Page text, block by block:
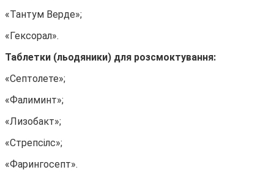
«Тантум Верде»;
«Гексорал».
Таблетки (льодяники) для розсмоктування:
«Септолете»;
«Фалиминт»;
«Лизобакт»;
«Стрепсілс»;
«Фарингосепт».